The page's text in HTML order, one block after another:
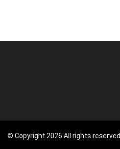
© Copyright 2026 All rights reserved.